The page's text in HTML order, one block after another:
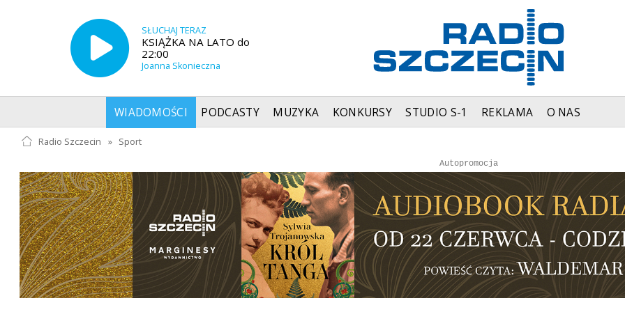
SŁUCHAJ TERAZ
KSIĄŻKA NA LATO do
22:00
Joanna Skonieczna
WIADOMOŚCI PODCASTY MUZYKA KONKURSY STUDIO S-1 REKLAMA O NAS
Radio Szczecin » Sport
Autopromocja
Reklama
Autopromocja